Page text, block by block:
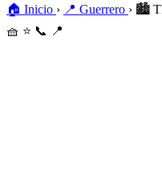
🏠 Inicio › 📍 Guerrero › 🏙️
🧺 ⭐ 📞 📍